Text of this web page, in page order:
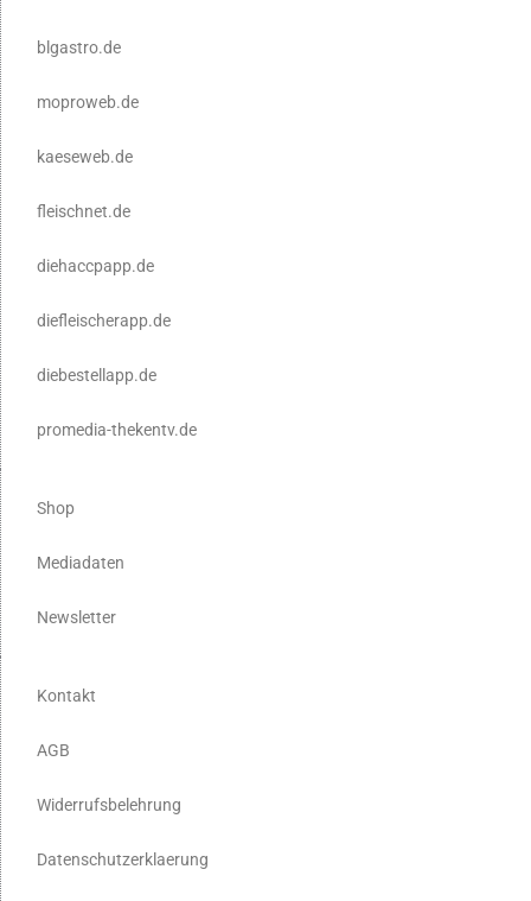
blgastro.de
moproweb.de
kaeseweb.de
fleischnet.de
diehaccpapp.de
diefleischerapp.de
diebestellapp.de
promedia-thekentv.de
Shop
Mediadaten
Newsletter
Kontakt
AGB
Widerrufsbelehrung
Datenschutzerklaerung